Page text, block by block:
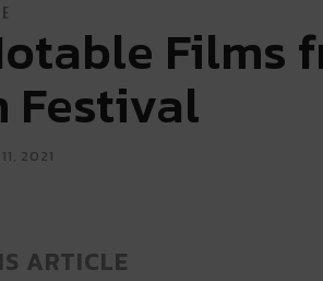
Films
Festival
2021
ARTICLE